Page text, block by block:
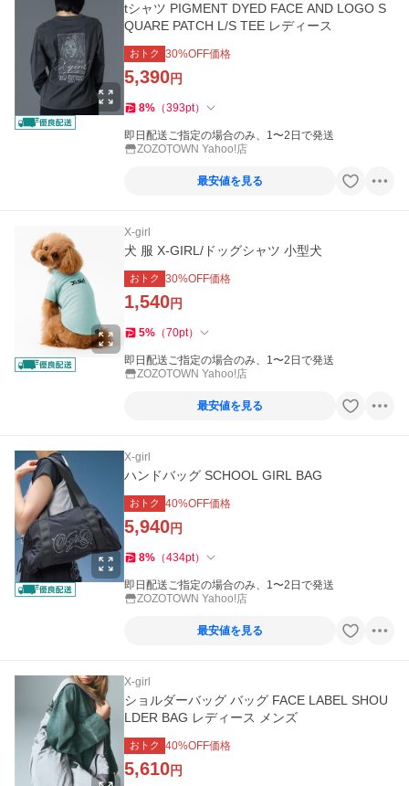
tシャツ PIGMENT DYED FACE AND LOGO S
QUARE PATCH L/S TEE レディース
おトク 30%OFF価格
5,390円
8% （393pt）
即日配送ご指定の場合のみ、1〜2日で発送
ZOZOTOWN Yahoo!店
最安値を見る
X-girl
犬 服 X-GIRL/ドッグシャツ 小型犬
おトク 30%OFF価格
1,540円
5% （70pt）
即日配送ご指定の場合のみ、1〜2日で発送
ZOZOTOWN Yahoo!店
最安値を見る
X-girl
ハンドバッグ SCHOOL GIRL BAG
おトク 40%OFF価格
5,940円
8% （434pt）
即日配送ご指定の場合のみ、1〜2日で発送
ZOZOTOWN Yahoo!店
最安値を見る
X-girl
ショルダーバッグ バッグ FACE LABEL SHOU
LDER BAG レディース メンズ
おトク 40%OFF価格
5,610円